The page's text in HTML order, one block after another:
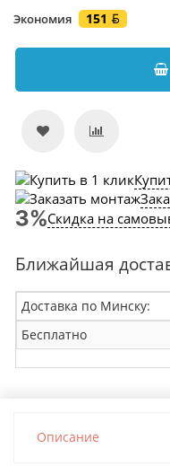
Экономия 151
Скидка на
Ближайшая
Доставка по Минску:
Бесплатно
Описание